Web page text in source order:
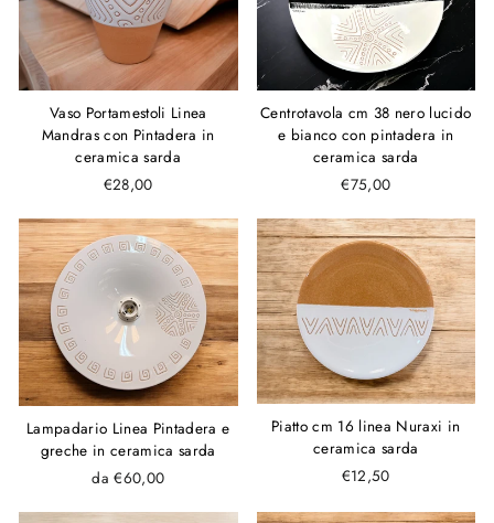
Vaso Portamestoli Linea
Mandras con Pintadera in
ceramica sarda
€28,00
Centrotavola cm 38 nero lucido
e bianco con pintadera in
ceramica sarda
€75,00
Lampadario Linea Pintadera e
greche in ceramica sarda
da €60,00
Piatto cm 16 linea Nuraxi in
ceramica sarda
€12,50